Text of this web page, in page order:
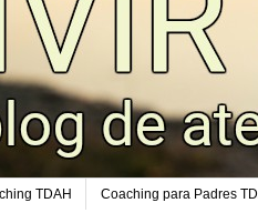
TDAH Coaching para Padres